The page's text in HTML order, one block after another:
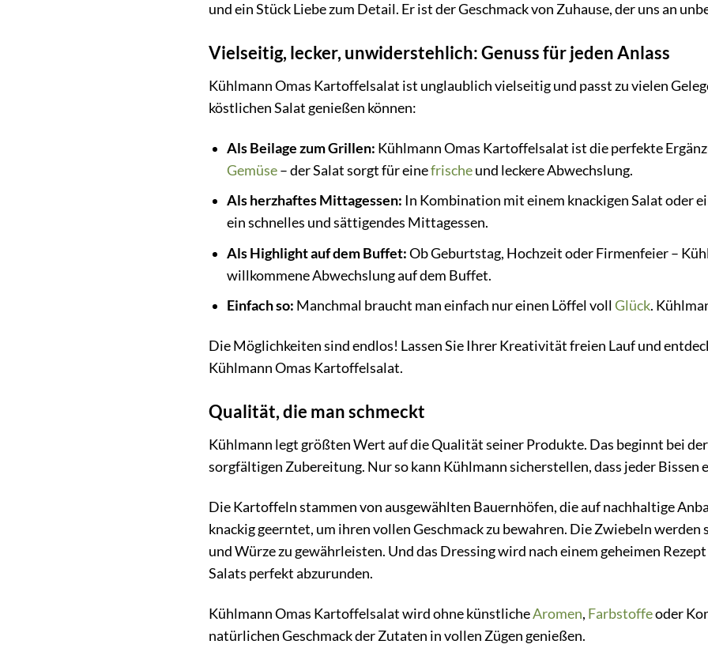
und ein Stück Liebe zum Detail. Er ist der Geschmack von Zuhause, der uns an
Vielseitig, lecker, unwiderstehlich: Genuss für jeden Anlass
Kühlmann Omas Kartoffelsalat ist unglaublich vielseitig und passt zu vielen
köstlichen Salat genießen können:
Als Beilage zum Grillen: Kühlmann Omas Kartoffelsalat ist die perfekte
Gemüse– der Salat sorgt für einefrischeund leckere Abwechslung.
Als herzhaftes Mittagessen: In Kombination mit einem knackigen Salat oder
ein schnelles und sättigendes Mittagessen.
Als Highlight auf dem Buffet:Ob Geburtstag, Hochzeit oder Firmenfeier –
willkommene Abwechslung auf dem Buffet.
Einfach so: Manchmal braucht man einfach nur einen Löffel vollGlück.
Die Möglichkeiten sind endlos! Lassen Sie Ihrer Kreativität freien Lauf und
Kühlmann Omas Kartoffelsalat.
Qualität, die man schmeckt
Kühlmann legt größten Wert auf die Qualität seiner Produkte. Das beginnt bei
sorgfältigen Zubereitung. Nur so kann Kühlmann sicherstellen, dass jeder Bissen
Die Kartoffeln stammen von ausgewählten Bauernhöfen, die auf nachhaltige
knackig geerntet, um ihren vollen Geschmack zu bewahren. Die Zwiebeln
und Würze zu gewährleisten. Und das Dressing wird nach einem geheimen
Salats perfekt abzurunden.
Kühlmann Omas Kartoffelsalat wird ohne künstlicheAromen, Farbstoffeoder
natürlichen Geschmack der Zutaten in vollen Zügen genießen.